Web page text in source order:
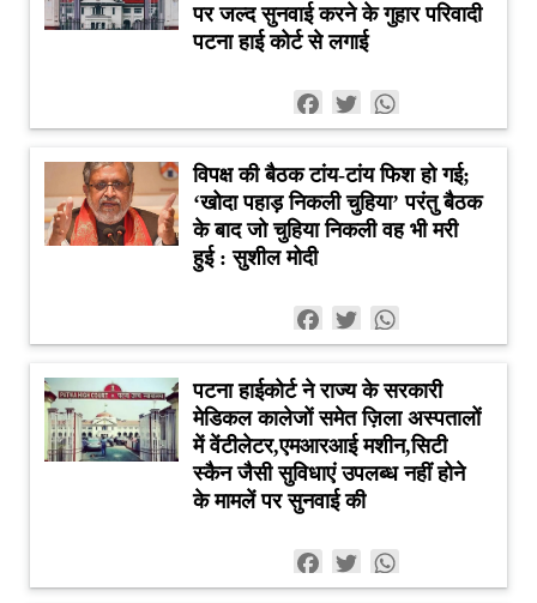
पर जल्द सुनवाई करने के गुहार परिवादी
पटना हाई कोर्ट से लगाई
Facebook
Twitter
विपक्ष की बैठक टांय-टांय फिश हो गई;
‘खोदा पहाड़ निकली चुहिया’ परंतु बैठक
के बाद जो चुहिया निकली वह भी मरी
हुई : सुशील मोदी
Facebook
Twitter
पटना हाईकोर्ट ने राज्य के सरकारी
मेडिकल कालेजों समेत ज़िला अस्पतालों
में वेंटीलेटर,एमआरआई मशीन,सिटी
स्कैन जैसी सुविधाएं उपलब्ध नहीं होने
के मामलें पर सुनवाई की
Facebook
Twitter